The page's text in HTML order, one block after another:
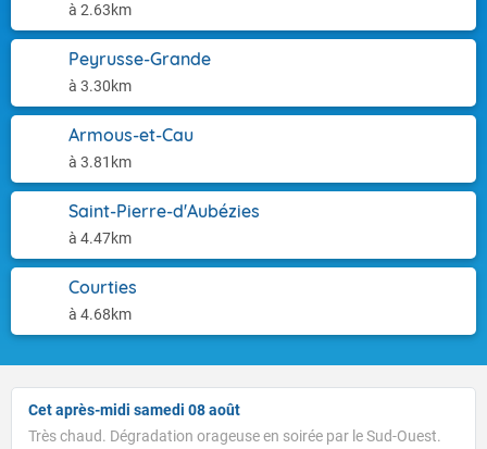
à 2.63km
Peyrusse-Grande
à 3.30km
Armous-et-Cau
à 3.81km
Saint-Pierre-d'Aubézies
à 4.47km
Courties
à 4.68km
Cet après-midi samedi 08 août
Très chaud. Dégradation orageuse en soirée par le Sud-Ouest.